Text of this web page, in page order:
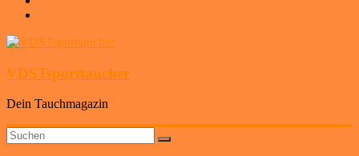
VDSTsporttaucher
Dein Tauchmagazin